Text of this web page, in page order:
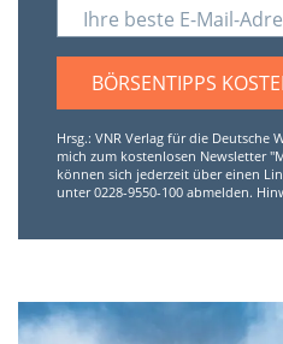
Ihre beste E-Mail-
BÖRSENTIPPS
Hrsg.: VNR Verlag für die Deutsche
mich zum kostenlosen Newsletter
können sich jederzeit über einen
unter 0228-9550-100 abmelden.